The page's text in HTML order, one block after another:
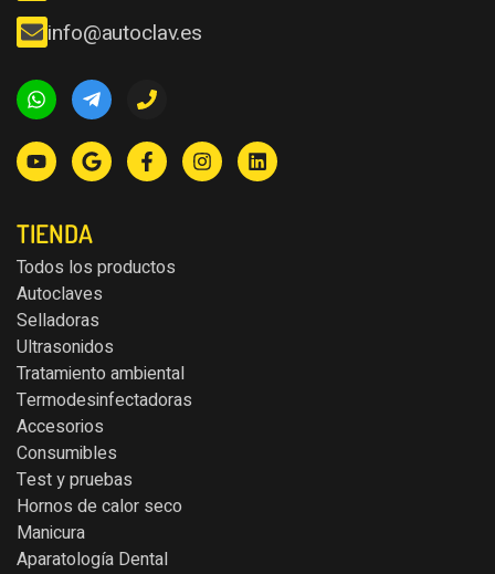
info@autoclav.es
TIENDA
Todos los productos
Autoclaves
Selladoras
Ultrasonidos
Tratamiento ambiental
Termodesinfectadoras
Accesorios
Consumibles
Test y pruebas
Hornos de calor seco
Manicura
Aparatología Dental